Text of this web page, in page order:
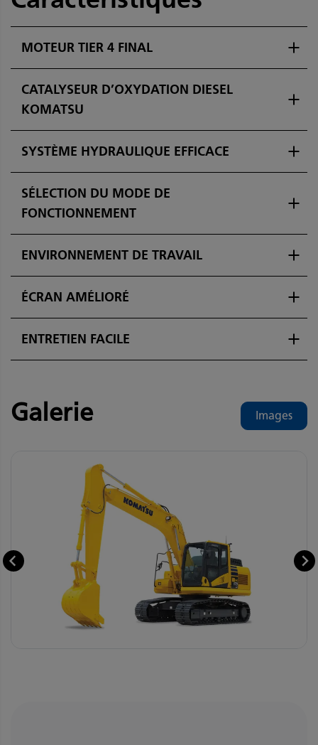
MOTEUR TIER 4 FINAL
CATALYSEUR D’OXYDATION DIESEL
KOMATSU
SYSTÈME HYDRAULIQUE EFFICACE
SÉLECTION DU MODE DE
FONCTIONNEMENT
ENVIRONNEMENT DE TRAVAIL
ÉCRAN AMÉLIORÉ
ENTRETIEN FACILE
Galerie Images